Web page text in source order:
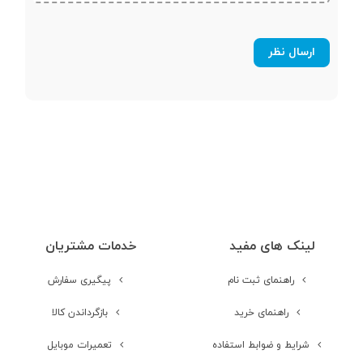
Assistant - امکان انتخاب میان دو
لینک های مفید
راهنمای ثبت نام
راهنمای خرید
شرایط و ضوابط استفاده
خدمات مشتریان
پیگیری سفارش
بازگرداندن کالا
تعمیرات موبایل